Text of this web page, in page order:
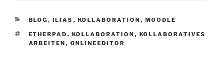
KATEGORIEN
BLOG , ILIAS , KOLLABORATION , MOODLE
SCHLAGWÖRTER
ETHERPAD , KOLLABORATION , KOLLABORATIVES
ARBEITEN , ONLINEEDITOR